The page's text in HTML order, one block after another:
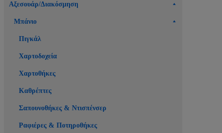
Αξεσουάρ/Διακόσμηση
Μπάνιο
Πιγκάλ
Χαρτοδοχεία
Χαρτοθήκες
Καθρέπτες
Σαπουνοθήκες & Ντισπένσερ
Ραφιέρες & Ποτηροθήκες